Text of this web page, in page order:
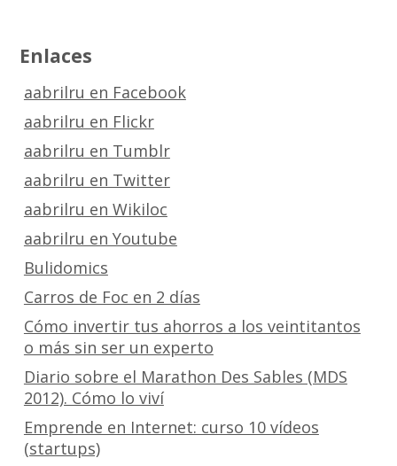
Enlaces
aabrilru en Facebook
aabrilru en Flickr
aabrilru en Tumblr
aabrilru en Twitter
aabrilru en Wikiloc
aabrilru en Youtube
Bulidomics
Carros de Foc en 2 días
Cómo invertir tus ahorros a los veintitantos
o más sin ser un experto
Diario sobre el Marathon Des Sables (MDS
2012). Cómo lo viví
Emprende en Internet: curso 10 vídeos
(startups)